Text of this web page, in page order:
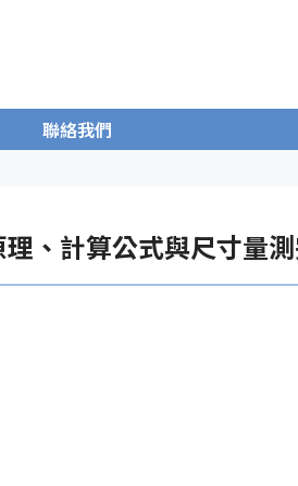
聯絡我們
、計算公式與尺寸量